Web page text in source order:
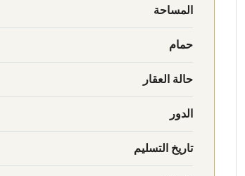
المساحة
حمام
حالة العقار
الدور
تاريخ التسليم